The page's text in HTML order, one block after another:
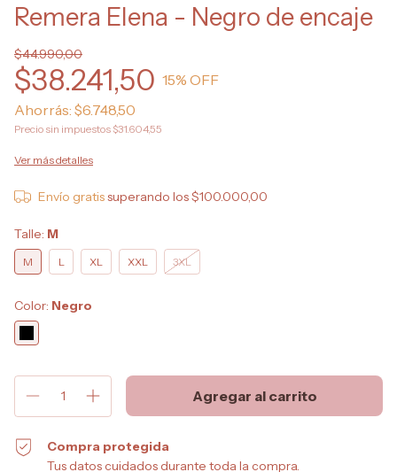
Remera Elena - Negro de encaje
$44.990,00
$38.241,50 15% OFF
Ahorrás: $6.748,50
Precio sin impuestos $31.604,55
Ver más detalles
Envío gratissuperando los$100.000,00
Talle: M
M L XL XXL 3XL
Color: Negro
Compra protegida
Tus datos cuidados durante toda la compra.